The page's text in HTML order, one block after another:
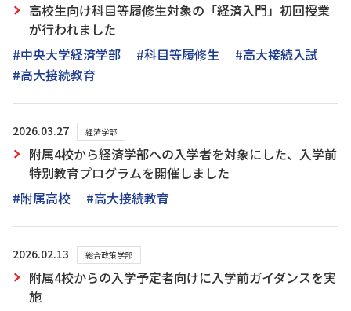
高校生向け科目等履修生対象の「経済入門」初回授業
が行われました
#中央大学経済学部
#科目等履修生
#高大接続入試
#高大接続教育
2026.03.27 経済学部
附属4校から経済学部への入学者を対象にした、入学前
特別教育プログラムを開催しました
#附属高校
#高大接続教育
2026.02.13 総合政策学部
附属4校からの入学予定者向けに入学前ガイダンスを実
施